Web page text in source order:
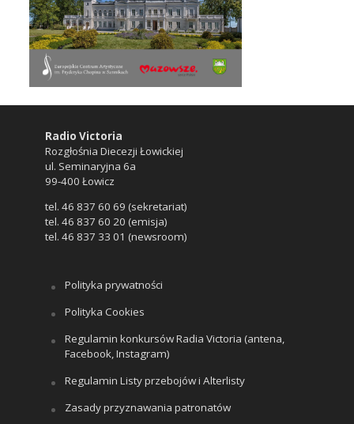
Radio Victoria
Rozgłośnia Diecezji Łowickiej
ul. Seminaryjna 6a
99-400 Łowicz
tel. 46 837 60 69 (sekretariat)
tel. 46 837 60 20 (emisja)
tel. 46 837 33 01 (newsroom)
Polityka prywatności
Polityka Cookies
Regulamin konkursów Radia Victoria (antena,
Facebook, Instagram)
Regulamin Listy przebojów i Alterlisty
Zasady przyznawania patronatów